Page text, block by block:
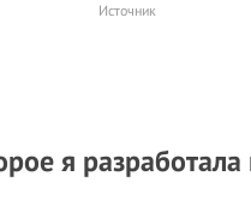
Источник
я разработала